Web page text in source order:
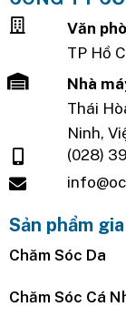
Văn
TP Hồ
Nhà
Thái
Ninh,
(028)
Sản phẩm
Chăm Sóc Da
Chăm Sóc Cá